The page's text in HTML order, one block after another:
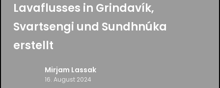
Lavaflusses in Grindavík,
Svartsengi und Sundhnúka
erstellt
Mirjam Lassak
16. August 2024